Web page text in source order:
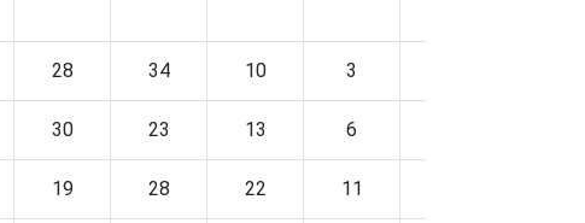
28 34 10 3
30 23 13 6
19 28 22 11